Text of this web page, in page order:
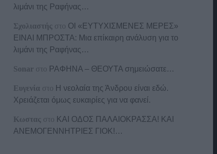
λιμάνι της Ραφήνας…
Σχολιαστής στο ΟΙ «ΕΥΤΥΧΙΣΜΕΝΕΣ ΜΕΡΕΣ»
ΕΙΝΑΙ ΜΠΡΟΣΤΑ: Μια επίκαιρη ανάλυση για το
λιμάνι της Ραφήνας…
Sonar στο ΡΑΦΗΝΑ – ΘΕΟΥΤΑ σημειώσατε…
Ευγενία στο Η νεολαία της Άνδρου είναι εδώ.
Χρειάζεται όμως ευκαιρίες για να φανεί.
Κωστας στο ΚΑΙ ΟΔΟΣ ΠΑΛΑIΟΚΡΑΣΣΑ! ΚΑΙ
ΑΝΕΜΟΓΕΝΝΗΤΡΙΕΣ ΓΙΟΚ!…